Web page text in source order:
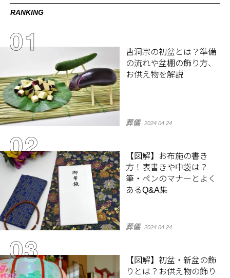
RANKING
曹洞宗の初盆とは？準備
の流れや盆棚の飾り方、
お供え物を解説
葬儀 2024.04.24
【図解】お布施の書き
方！表書きや中袋は？
筆・ペンのマナーとよく
あるQ&A集
葬儀 2024.04.24
【図解】初盆・新盆の飾
りとは？お供え物の飾り